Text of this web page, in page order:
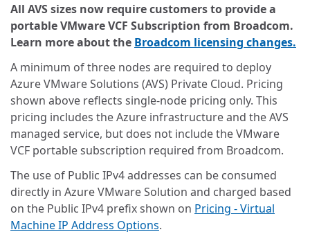
All AVS sizes now require customers to provide a
portable VMware VCF Subscription from Broadcom.
Learn more about the Broadcom licensing changes.
A minimum of three nodes are required to deploy
Azure VMware Solutions (AVS) Private Cloud. Pricing
shown above reflects single-node pricing only. This
pricing includes the Azure infrastructure and the AVS
managed service, but does not include the VMware
VCF portable subscription required from Broadcom.
The use of Public IPv4 addresses can be consumed
directly in Azure VMware Solution and charged based
on the Public IPv4 prefix shown on Pricing - Virtual
Machine IP Address Options.